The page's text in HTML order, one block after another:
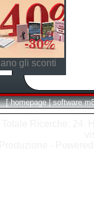
gli sconti
[ homepage | software